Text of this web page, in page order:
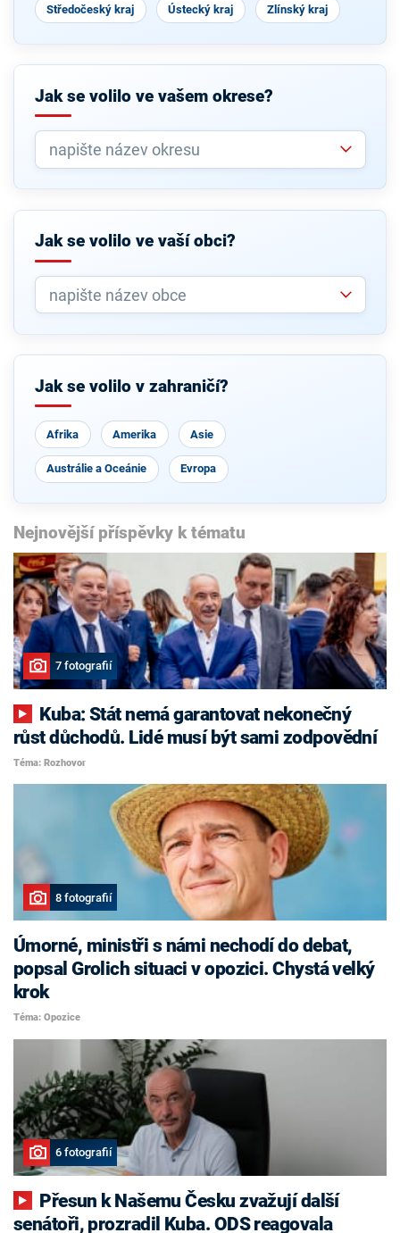
Středočeský kraj Ústecký kraj Zlínský kraj
Jak se volilo ve vašem okrese?
Jak se volilo ve vaší obci?
Jak se volilo v zahraničí?
Afrika Amerika Asie
Austrálie a Oceánie Evropa
Nejnovější příspěvky k tématu
7 fotografií
růst důchodů. Lidé musí být sami zodpovědní
Téma: Rozhovor
8 fotografií
Úmorné, ministři s námi nechodí do debat,
popsal Grolich situaci v opozici. Chystá velký
krok
Téma: Opozice
6 fotografií
senátoři, prozradil Kuba. ODS reagovala